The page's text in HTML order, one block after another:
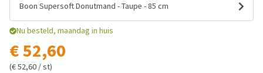
Boon Supersoft Donutmand - Taupe - 85 cm
Nu besteld, maandag in huis
€ 52,60
(€ 52,60 / st)